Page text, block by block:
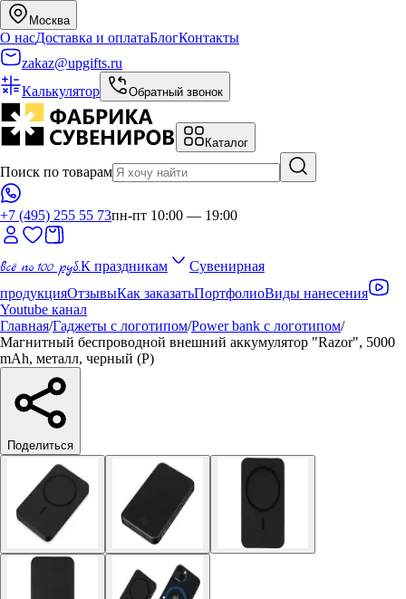
Москва
О насДоставка и оплатаБлогКонтакты
zakaz@upgifts.ru
Калькулятор
Обратный звонок
Каталог
Поиск по товарам
+7 (495) 255 55 73пн-пт 10:00 — 19:00
всё по 100 руб.К праздникам
Сувенирная
продукцияОтзывыКак заказатьПортфолиоВиды нанесения
Youtube канал
Главная/Гаджеты с логотипом/Power bank с логотипом/
Магнитный беспроводной внешний аккумулятор "Razor", 5000
mAh, металл, черный (Р)
Поделиться